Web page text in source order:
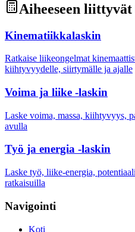
Aiheeseen
Kinematiikkalaskin
Ratkaise liikeongelmat
kiihtyvyydelle, siirtymälle ja ajalle
Voima ja liike -laskin
Laske voima, massa, kiihtyvyys,
avulla
Työ ja energia -laskin
Laske työ, liike-energia,
ratkaisuilla
Navigointi
Koti